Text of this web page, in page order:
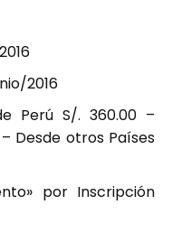
2016
Perú S/. 360.00 –
Desde otros Países
por Inscripción